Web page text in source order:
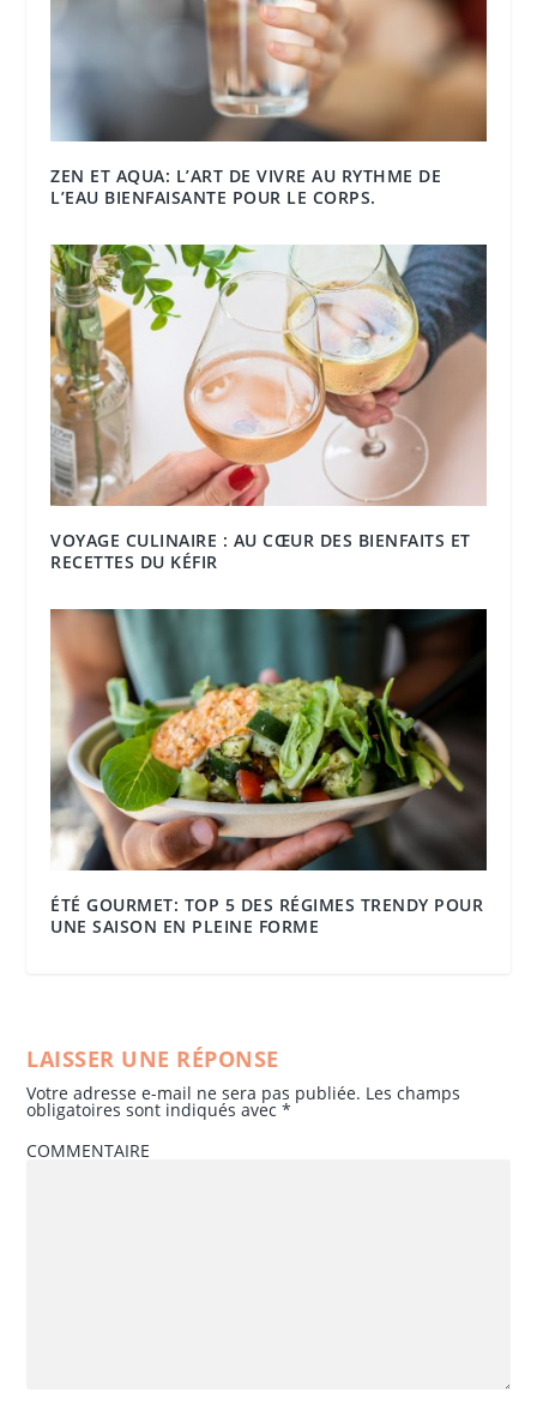
ZEN ET AQUA: L’ART DE VIVRE AU RYTHME DE
L’EAU BIENFAISANTE POUR LE CORPS.
VOYAGE CULINAIRE : AU CŒUR DES BIENFAITS ET
RECETTES DU KÉFIR
ÉTÉ GOURMET: TOP 5 DES RÉGIMES TRENDY POUR
UNE SAISON EN PLEINE FORME
LAISSER UNE RÉPONSE
Votre adresse e-mail ne sera pas publiée. Les champs
obligatoires sont indiqués avec*
COMMENTAIRE